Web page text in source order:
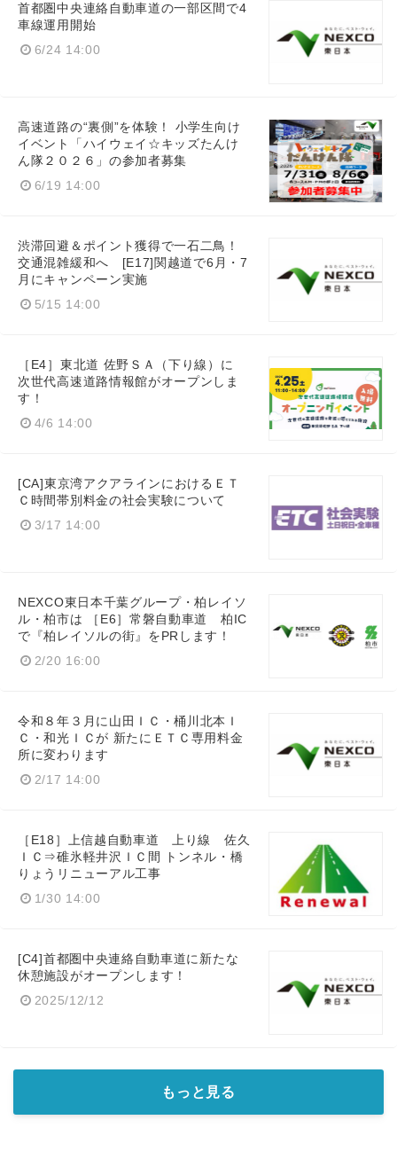
首都圏中央連絡自動車道の一部区間で4
車線運用開始
6/24 14:00
高速道路の“裏側”を体験！ 小学生向け
イベント「ハイウェイ☆キッズたんけ
ん隊２０２６」の参加者募集
6/19 14:00
渋滞回避＆ポイント獲得で一石二鳥！
交通混雑緩和へ [E17]関越道で6月・7
月にキャンペーン実施
5/15 14:00
［E4］東北道 佐野ＳＡ（下り線）に
次世代高速道路情報館がオープンしま
す！
4/6 14:00
[CA]東京湾アクアラインにおけるＥＴ
Ｃ時間帯別料金の社会実験について
3/17 14:00
NEXCO東日本千葉グループ・柏レイソ
ル・柏市は ［E6］常磐自動車道 柏IC
で『柏レイソルの街』をPRします！
2/20 16:00
令和８年３月に山田ＩＣ・桶川北本Ｉ
Ｃ・和光ＩＣが 新たにＥＴＣ専用料金
所に変わります
2/17 14:00
［E18］上信越自動車道 上り線 佐久
ＩＣ⇒碓氷軽井沢ＩＣ間 トンネル・橋
りょうリニューアル工事
1/30 14:00
[C4]首都圏中央連絡自動車道に新たな
休憩施設がオープンします！
2025/12/12
もっと見る